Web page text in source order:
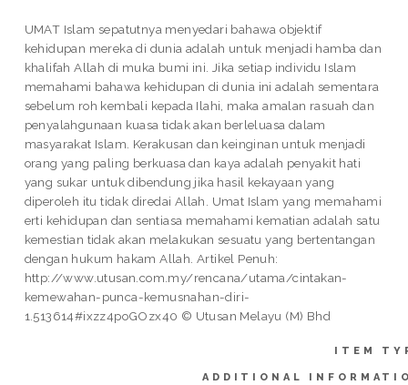
UMAT Islam sepatutnya menyedari bahawa objektif
kehidupan mereka di dunia adalah untuk menjadi hamba dan
khalifah Allah di muka bumi ini. Jika setiap individu Islam
memahami bahawa kehidupan di dunia ini adalah sementara
sebelum roh kembali kepada Ilahi, maka amalan rasuah dan
penyalahgunaan kuasa tidak akan berleluasa dalam
masyarakat Islam. Kerakusan dan keinginan untuk menjadi
orang yang pa­ling berkuasa dan kaya adalah penyakit hati
yang sukar untuk dibendung jika hasil kekayaan yang
diperoleh itu tidak diredai Allah. Umat Islam yang memahami
erti kehidupan dan sentiasa memahami kematian adalah satu
kemestian tidak akan melakukan sesuatu yang bertentangan
dengan hukum hakam Allah. Artikel Penuh:
http://www.utusan.com.my/rencana/utama/cintakan-
kemewahan-punca-kemusnahan-diri-
1.513614#ixzz4poGOzx40 © Utusan Melayu (M) Bhd
ITEM
ADDITIONAL